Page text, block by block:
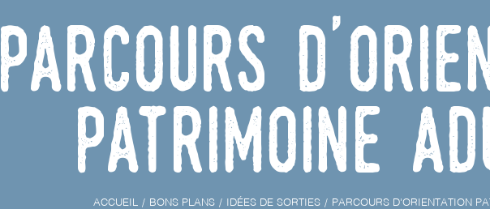
Parcours
patrimoine
ACCUEIL BONS PLANS IDÉES DE SORTIES PARCOURS D'ORIENTATION